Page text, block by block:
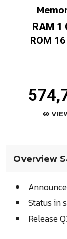
RAM 1
ROM 16
Overview
Status in
Release